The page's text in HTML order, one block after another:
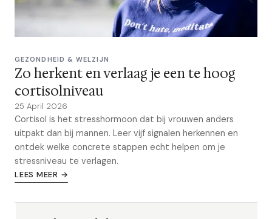
GEZONDHEID & WELZIJN
Zo herkent en verlaag je een te hoog
cortisolniveau
25 April 2026
Cortisol is het stresshormoon dat bij vrouwen anders
uitpakt dan bij mannen. Leer vijf signalen herkennen en
ontdek welke concrete stappen echt helpen om je
stressniveau te verlagen.
LEES MEER →